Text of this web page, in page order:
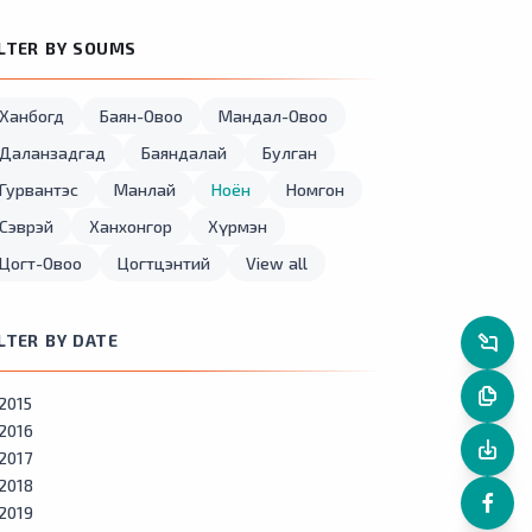
BY SOUMS
Ханбогд Баян-Овоо
Мандал-Овоо
Даланзадгад
Баяндалай
Булган
Гурвантэс
Манлай Ноён
Номгон
Сэврэй
Ханхонгор
Хүрмэн
Цогт-Овоо
Цогтцэнтий View all
BY DATE